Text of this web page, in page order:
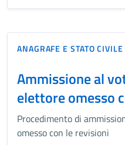
ANAGRAFE E STATO CIVILE
Ammissione al
elettore omesso
Procedimento di
omesso con le revisioni